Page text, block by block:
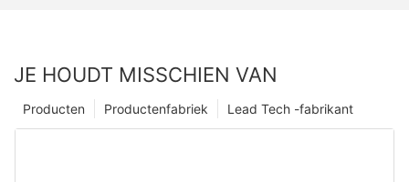
JE HOUDT MISSCHIEN VAN
Lead Tech -fabrikant
Productenfabriek
Producten